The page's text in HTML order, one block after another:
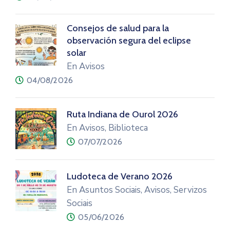
Consejos de salud para la
observación segura del eclipse
solar
En Avisos
04/08/2026
Ruta Indiana de Ourol 2026
En Avisos, Biblioteca
07/07/2026
Ludoteca de Verano 2026
En Asuntos Sociais, Avisos, Servizos
Sociais
05/06/2026